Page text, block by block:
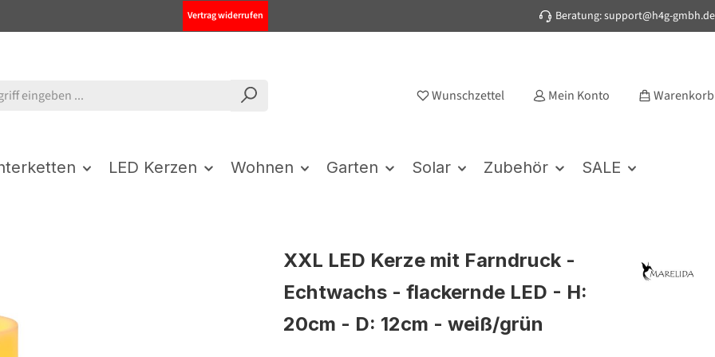
Vertrag widerrufen Beratung: support@h4g-gmbh.de
Wunschzettel Mein Konto Warenkorb
LED Kerzen Wohnen Garten Solar Zubehör SALE
XXL LED Kerze mit Farndruck -
Echtwachs - flackernde LED - H:
20cm - D: 12cm - weiß/grün